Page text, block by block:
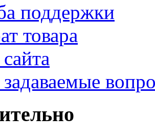
поддержки
товара